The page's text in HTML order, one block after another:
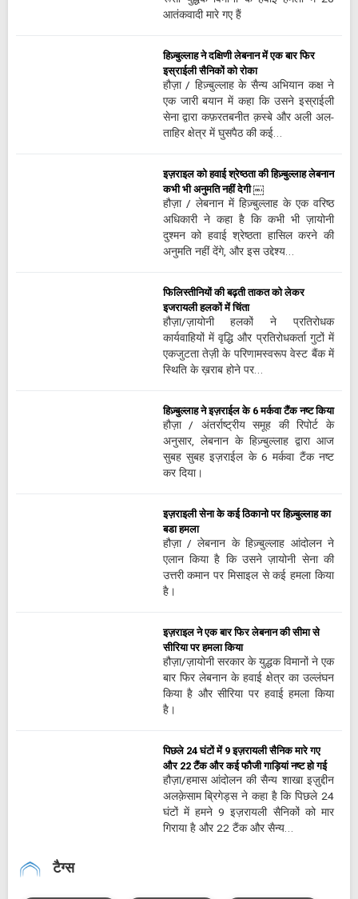
आतंकवादी मारे गए हैं
हिज़्बुल्लाह ने दक्षिणी लेबनान में एक बार फिर
इस्राईली सैनिकों को रोका
हौज़ा / हिज़्बुल्लाह के सैन्य अभियान कक्ष ने
एक जारी बयान में कहा कि उसने इस्राईली
सेना द्वारा कफ़रतबनीत क़स्बे और अली अल-
ताहिर क्षेत्र में घुसपैठ की कई…
इज़राइल को हवाई श्रेष्ठता की हिज़्बुल्लाह लेबनान
कभी भी अनुमति नहीं देगी ￼
हौज़ा / लेबनान में हिज़्बुल्लाह के एक वरिष्ठ
अधिकारी ने कहा है कि कभी भी ज़ायोनी
दुश्मन को हवाई श्रेष्ठता हासिल करने की
अनुमति नहीं देंगे, और इस उद्देश्य…
फिलिस्तीनियों की बढ़ती ताकत को लेकर
इजरायली हलकों में चिंता
हौज़ा/ज़ायोनी हलकों ने प्रतिरोधक
कार्यवाहियों में वृद्धि और प्रतिरोधकर्ता गुटों में
एकजुटता तेज़ी के परिणामस्वरूप वेस्ट बैंक में
स्थिति के ख़राब होने पर…
हिज़्बुल्लाह ने इज़राईल के 6 मर्कवा टैंक नष्ट किया
हौज़ा / अंतर्राष्ट्रीय समूह की रिपोर्ट के
अनुसार, लेबनान के हिज़्बुल्लाह द्वारा आज
सुबह सुबह इज़राईल के 6 मर्कवा टैंक नष्ट
कर दिया।
इज़राइली सेना के कई ठिकानो पर हिज़्बुल्लाह का
बडा हमला
हौज़ा / लेबनान के हिज़्बुल्लाह आंदोलन ने
एलान किया है कि उसने ज़ायोनी सेना की
उत्तरी कमान पर मिसाइल से कई हमला किया
है।
इज़राइल ने एक बार फिर लेबनान की सीमा से
सीरिया पर हमला किया
हौज़ा/ज़ायोनी सरकार के युद्धक विमानों ने एक
बार फिर लेबनान के हवाई क्षेत्र का उल्लंघन
किया है और सीरिया पर हवाई हमला किया
है।
पिछले 24 घंटों में 9 इज़रायली सैनिक मारे गए
और 22 टैंक और कई फौजी गाड़ियां नष्ट हो गई
हौज़ा/हमास आंदोलन की सैन्य शाखा इज़ुद्दीन
अलक़ेसाम ब्रिगेड्स ने कहा है कि पिछले 24
घंटों में हमने 9 इज़रायली सैनिकों को मार
गिराया है और 22 टैंक और सैन्य…
टैग्स